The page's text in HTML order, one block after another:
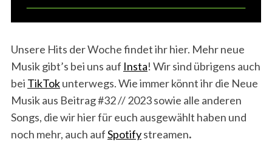
Unsere Hits der Woche findet ihr hier. Mehr neue
Musik gibt’s bei uns auf Insta! Wir sind übrigens auch
bei TikTokunterwegs. Wie immer könnt ihr die Neue
Musik aus Beitrag #32 // 2023 sowie alle anderen
Songs, die wir hier für euch ausgewählt haben und
noch mehr, auch aufSpotifystreamen.